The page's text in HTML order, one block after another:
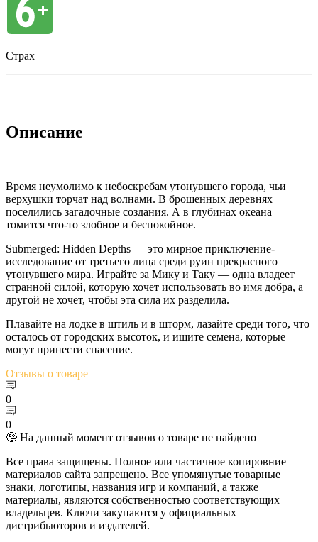
Страх
Описание
Время неумолимо к небоскребам утонувшего города, чьи
верхушки торчат над волнами. В брошенных деревнях
поселились загадочные создания. А в глубинах океана
томится что-то злобное и беспокойное.
Submerged: Hidden Depths — это мирное приключение-
исследование от третьего лица среди руин прекрасного
утонувшего мира. Играйте за Мику и Таку — одна владеет
странной силой, которую хочет использовать во имя добра, а
другой не хочет, чтобы эта сила их разделила.
Плавайте на лодке в штиль и в шторм, лазайте среди того, что
осталось от городских высоток, и ищите семена, которые
могут принести спасение.
Отзывы о товаре
0
0
🤥 На данный момент отзывов о товаре не найдено
Все права защищены. Полное или частичное копировние
материалов сайта запрещено. Все упомянутые товарные
знаки, логотипы, названия игр и компаний, а также
материалы, являются собственностью соответствующих
владельцев. Ключи закупаются у официальных
дистрибьюторов и издателей.